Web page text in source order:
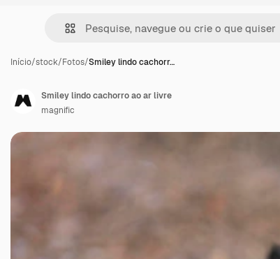
Início/stock/Fotos/Smiley lindo cachorr…
Smiley lindo cachorro ao ar livre
magnific